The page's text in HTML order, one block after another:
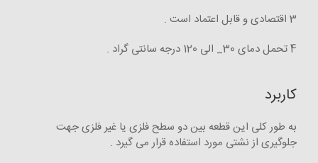
3 اقتصادی و قابل اعتماد است .
4 تحمل دمای 30_ الی 120 درجه سانتی گراد .
کاربرد
به طور کلی این قطعه بین دو سطح فلزی یا غیر فلزی جهت
جلوگیری از نشتی مورد استفاده قرار می گیرد .